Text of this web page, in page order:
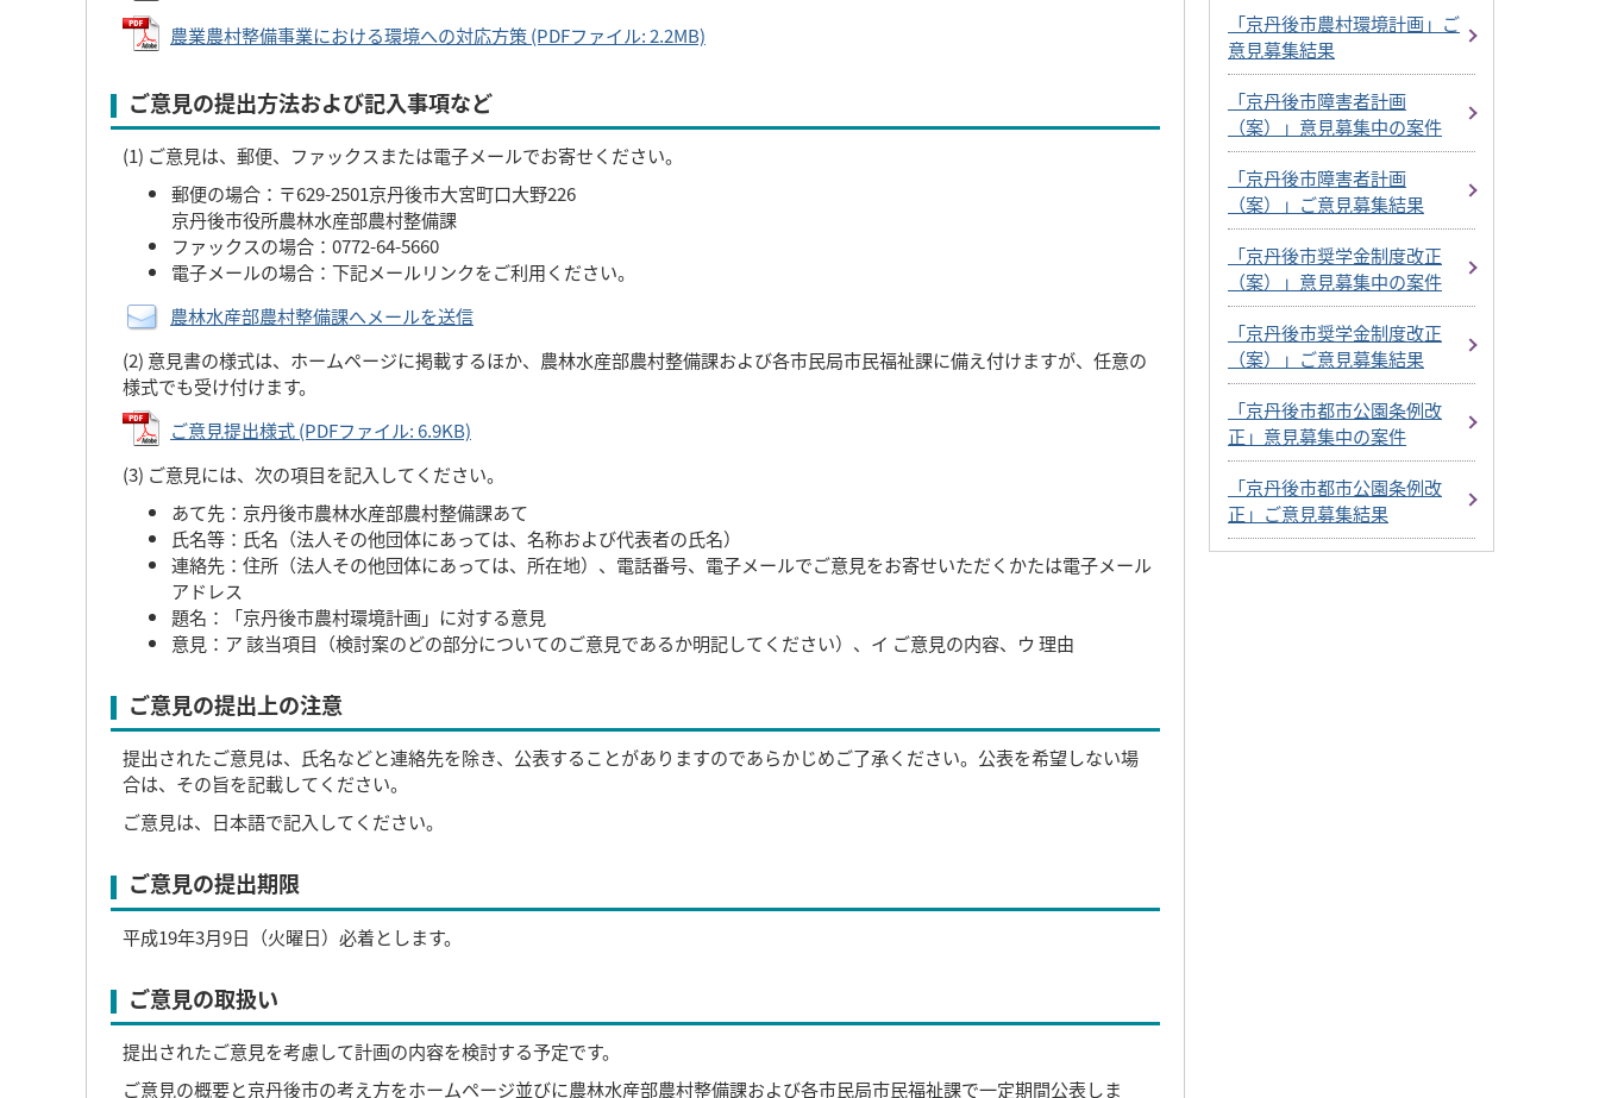
農業農村整備事業における環境への対応方策 (PDFファイル: 2.2MB)
ご意見の提出方法および記入事項など
(1) ご意見は、郵便、ファックスまたは電子メールでお寄せください。
郵便の場合：〒629-2501京丹後市大宮町口大野226
京丹後市役所農林水産部農村整備課
ファックスの場合：0772-64-5660
電子メールの場合：下記メールリンクをご利用ください。
農林水産部農村整備課へメールを送信
(2) 意見書の様式は、ホームページに掲載するほか、農林水産部農村整備課および各市民局市民福祉課に備え付けますが、任意の
様式でも受け付けます。
ご意見提出様式 (PDFファイル: 6.9KB)
(3) ご意見には、次の項目を記入してください。
あて先：京丹後市農林水産部農村整備課あて
氏名等：氏名（法人その他団体にあっては、名称および代表者の氏名）
連絡先：住所（法人その他団体にあっては、所在地）、電話番号、電子メールでご意見をお寄せいただくかたは電子メール
アドレス
題名：「京丹後市農村環境計画」に対する意見
意見：ア 該当項目（検討案のどの部分についてのご意見であるか明記してください）、イ ご意見の内容、ウ 理由
ご意見の提出上の注意
提出されたご意見は、氏名などと連絡先を除き、公表することがありますのであらかじめご了承ください。公表を希望しない場
合は、その旨を記載してください。
ご意見は、日本語で記入してください。
ご意見の提出期限
平成19年3月9日（火曜日）必着とします。
ご意見の取扱い
提出されたご意見を考慮して計画の内容を検討する予定です。
ご意見の概要と京丹後市の考え方をホームページ並びに農林水産部農村整備課および各市民局市民福祉課で一定期間公表しま
「京丹後市農村環境計画」ご
意見募集結果
「京丹後市障害者計画
（案）」意見募集中の案件
「京丹後市障害者計画
（案）」ご意見募集結果
「京丹後市奨学金制度改正
（案）」意見募集中の案件
「京丹後市奨学金制度改正
（案）」ご意見募集結果
「京丹後市都市公園条例改
正」意見募集中の案件
「京丹後市都市公園条例改
正」ご意見募集結果